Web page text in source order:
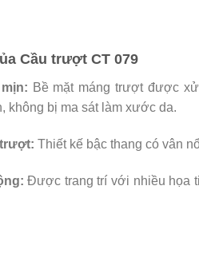
Cầu trượt CT 079
Bề mặt máng trượt được
không bị ma sát làm xước da.
Thiết kế bậc thang có vân
Được trang trí với nhiều họa